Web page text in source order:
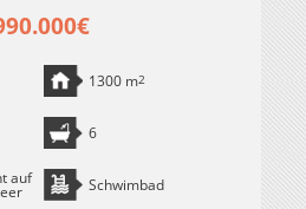
1300 m2
6
auf Schwimbad